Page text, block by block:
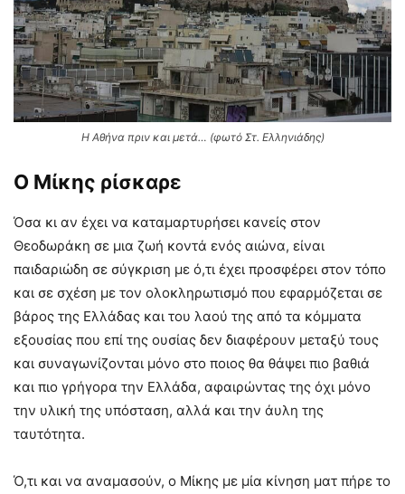
Η Αθήνα πριν και μετά… (φωτό Στ. Ελληνιάδης)
Ο Μίκης ρίσκαρε
Όσα κι αν έχει να καταμαρτυρήσει κανείς στον
Θεοδωράκη σε μια ζωή κοντά ενός αιώνα, είναι
παιδαριώδη σε σύγκριση με ό,τι έχει προσφέρει στον τόπο
και σε σχέση με τον ολοκληρωτισμό που εφαρμόζεται σε
βάρος της Ελλάδας και του λαού της από τα κόμματα
εξουσίας που επί της ουσίας δεν διαφέρουν μεταξύ τους
και συναγωνίζονται μόνο στο ποιος θα θάψει πιο βαθιά
και πιο γρήγορα την Ελλάδα, αφαιρώντας της όχι μόνο
την υλική της υπόσταση, αλλά και την άυλη της
ταυτότητα.
Ό,τι και να αναμασούν, ο Μίκης με μία κίνηση ματ πήρε το